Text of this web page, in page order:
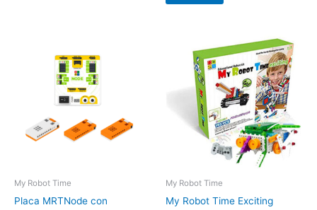
My Robot Time
Placa MRTNode con
My Robot Time
My Robot Time Exciting